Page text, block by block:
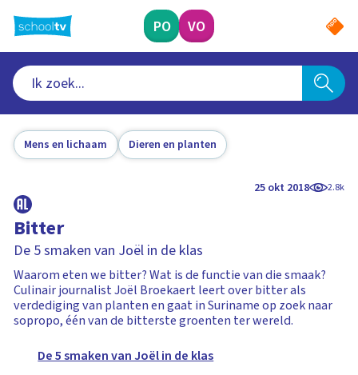
naar
hoofdinhoud
PO VO
Mens en lichaam Dieren en planten
25 okt 2018 2.8k
Bitter
De 5 smaken van Joël in de klas
Waarom eten we bitter? Wat is de functie van die smaak?
Culinair journalist Joël Broekaert leert over bitter als
verdediging van planten en gaat in Suriname op zoek naar
sopropo, één van de bitterste groenten ter wereld.
De 5 smaken van Joël in de klas